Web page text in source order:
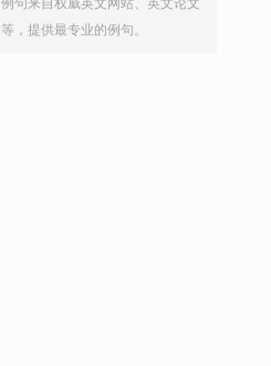
例句来自权威英文网站、英文论文
等，提供最专业的例句。